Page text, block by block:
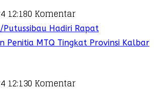
12:180 Komentar
Putussibau Hadiri Rapat
Penitia MTQ Tingkat Provinsi Kalbar
12:130 Komentar